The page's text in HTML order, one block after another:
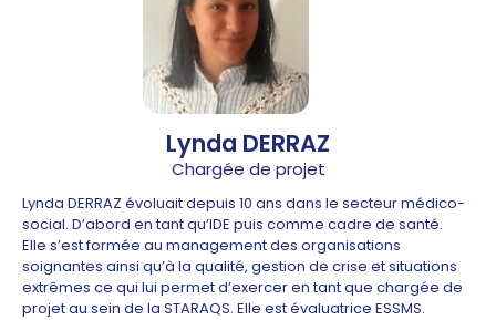
Lynda DERRAZ
Chargée de projet
Lynda DERRAZ évoluait depuis 10 ans dans le secteur médico-
social. D’abord en tant qu’IDE puis comme cadre de santé.
Elle s’est formée au management des organisations
soignantes ainsi qu’à la qualité, gestion de crise et situations
extrêmes ce qui lui permet d’exercer en tant que chargée de
projet au sein de la STARAQS. Elle est évaluatrice ESSMS.